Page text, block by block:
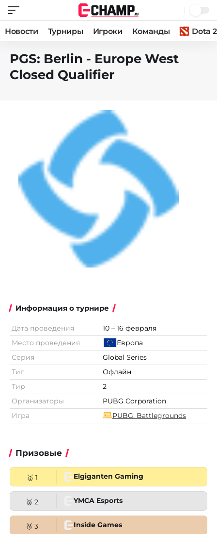
Новости Турниры Игроки Команды Dota 2
PGS: Berlin - Europe West
Closed Qualifier
Информация о турнире
Дата проведения
10 – 16 февраля
Место проведения
Европа
Серия
Global Series
Тип
Офлайн
Тир
2
Организаторы
PUBG Corporation
Игра
PUBG: Battlegrounds
Призовые
🥇 1 Elgiganten Gaming
🥈 2 YMCA Esports
🥉 3 Inside Games